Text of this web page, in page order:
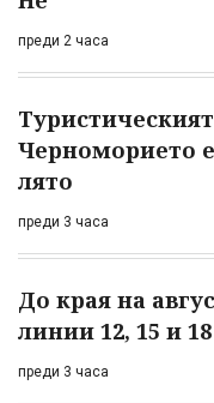
преди 2 часа
Черноморието е
лято
преди 3 часа
До края на
линии 12, 15 и 18
преди 3 часа